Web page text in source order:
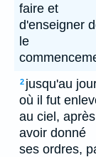
faire et
d'enseigner
le
2 jusqu'au
où il fut
au ciel, après
avoir donné
ses ordres,